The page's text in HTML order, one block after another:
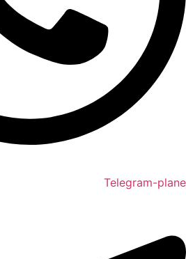
Telegram-plane